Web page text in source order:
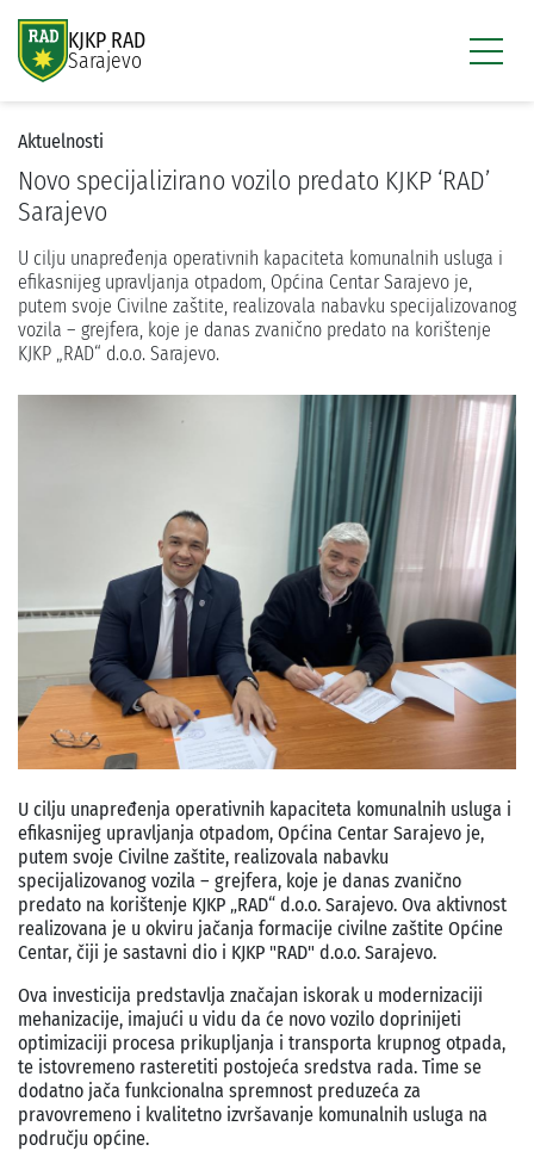
KJKP RAD
Sarajevo
Aktuelnosti
Novo specijalizirano vozilo predato KJKP ‘RAD’
Sarajevo
U cilju unapređenja operativnih kapaciteta komunalnih usluga i
efikasnijeg upravljanja otpadom, Općina Centar Sarajevo je,
putem svoje Civilne zaštite, realizovala nabavku specijalizovanog
vozila – grejfera, koje je danas zvanično predato na korištenje
KJKP „RAD“ d.o.o. Sarajevo.
U cilju unapređenja operativnih kapaciteta komunalnih usluga i
efikasnijeg upravljanja otpadom, Općina Centar Sarajevo je,
putem svoje Civilne zaštite, realizovala nabavku
specijalizovanog vozila – grejfera, koje je danas zvanično
predato na korištenje KJKP „RAD“ d.o.o. Sarajevo. Ova aktivnost
realizovana je u okviru jačanja formacije civilne zaštite Općine
Centar, čiji je sastavni dio i KJKP "RAD" d.o.o. Sarajevo.
Ova investicija predstavlja značajan iskorak u modernizaciji
mehanizacije, imajući u vidu da će novo vozilo doprinijeti
optimizaciji procesa prikupljanja i transporta krupnog otpada,
te istovremeno rasteretiti postojeća sredstva rada. Time se
dodatno jača funkcionalna spremnost preduzeća za
pravovremeno i kvalitetno izvršavanje komunalnih usluga na
području općine.